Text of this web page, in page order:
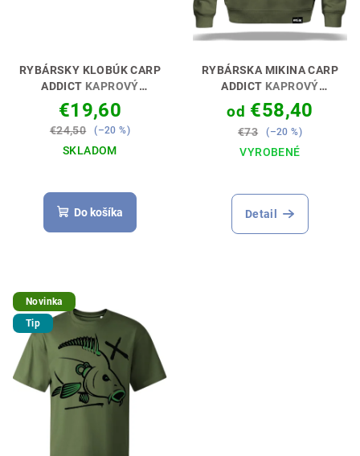
RYBÁRSKY KLOBÚK CARP
ADDICT KAPROVÝ
ZÁVISLÁK🎣👕
€19,60
€24,50 (–20 %)
SKLADOM
Do košíka
RYBÁRSKA MIKINA CARP
ADDICT KAPROVÝ
ZÁVISLÁK🎣👕
od €58,40
€73 (–20 %)
VYROBENÉ
hodnotenie
produktu
Detail
Novinka
Tip